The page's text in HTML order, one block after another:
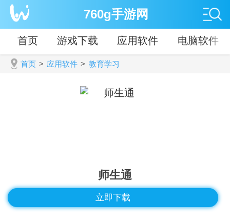
760g手游网
首页 游戏下载 应用软件 电脑软件
首页 > 应用软件 > 教育学习
师生通
立即下载